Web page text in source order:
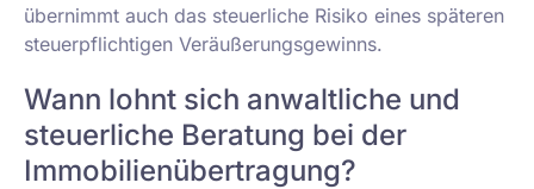
übernimmt auch das steuerliche Risiko eines späteren
steuerpflichtigen Veräußerungsgewinns.
Wann lohnt sich anwaltliche und
steuerliche Beratung bei der
Immobilienübertragung?